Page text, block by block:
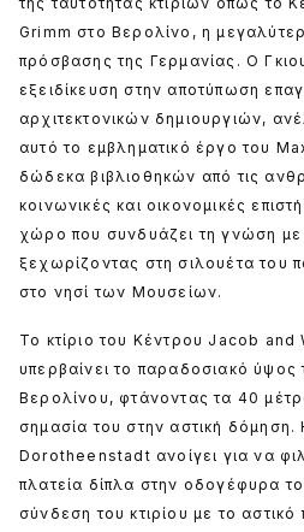
Grimm στο Βερολίνο, η
πρόσβασης της Γερμανίας. Ο
εξειδίκευση στην αποτύπωση
αρχιτεκτονικών δημιουργιών,
αυτό το εμβληματικό έργο του
δώδεκα βιβλιοθηκών από τις
κοινωνικές και οικονομικές
χώρο που συνδυάζει τη γνώση με
ξεχωρίζοντας στη σιλουέτα του
στο νησί των Μουσείων.
Το κτίριο του Κέντρου Jacob and
υπερβαίνει το παραδοσιακό
Βερολίνου, φτάνοντας τα 40
σημασία του στην αστική δόμηση.
Dorotheenstadt ανοίγει για να
πλατεία δίπλα στην οδογέφυρα
σύνδεση του κτιρίου με το